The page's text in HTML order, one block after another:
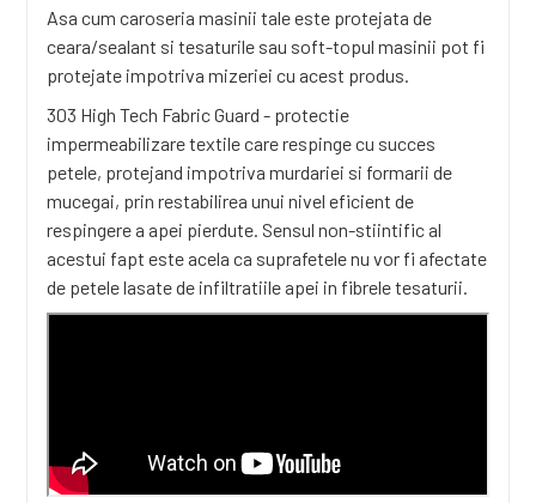
Asa cum caroseria masinii tale este protejata de
ceara/sealant si tesaturile sau soft-topul masinii pot fi
protejate impotriva mizeriei cu acest produs.
303 High Tech Fabric Guard - protectie
impermeabilizare textile care respinge cu succes
petele, protejand impotriva murdariei si formarii de
mucegai, prin restabilirea unui nivel eficient de
respingere a apei pierdute. Sensul non-stiintific al
acestui fapt este acela ca suprafetele nu vor fi afectate
de petele lasate de infiltratiile apei in fibrele tesaturii.